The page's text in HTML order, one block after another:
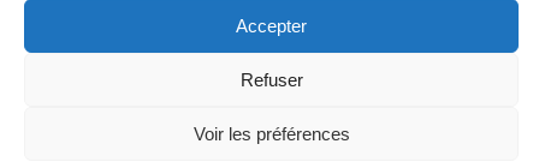
Accepter
Refuser
Voir les préférences